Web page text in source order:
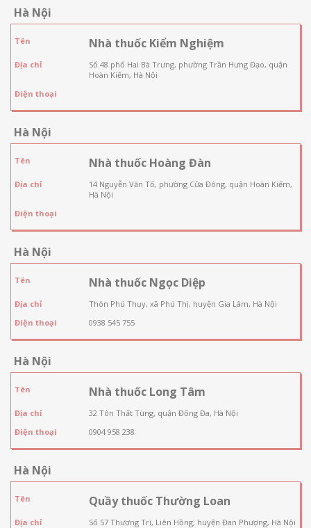
Hà Nội
Tên Nhà thuốc Kiểm Nghiệm
Địa chỉ
Số 48 phố Hai Bà Trưng, phường Trần Hưng Đạo, quận
Hoàn Kiếm, Hà Nội
Điện thoại
Hà Nội
Tên Nhà thuốc Hoàng Đàn
Địa chỉ
14 Nguyễn Văn Tố, phường Cửa Đông, quận Hoàn Kiếm,
Hà Nội
Điện thoại
Hà Nội
Tên Nhà thuốc Ngọc Diệp
Địa chỉ
Thôn Phú Thụy, xã Phú Thị, huyện Gia Lâm, Hà Nội
Điện thoại
0938 545 755
Hà Nội
Tên Nhà thuốc Long Tâm
Địa chỉ
32 Tôn Thất Tùng, quận Đống Đa, Hà Nội
Điện thoại
0904 958 238
Hà Nội
Tên Quầy thuốc Thường Loan
Địa chỉ
Số 57 Thương Trì, Liên Hồng, huyện Đan Phượng, Hà Nội